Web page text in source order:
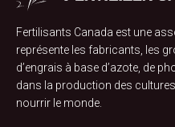
Fertilisants Canada est une
représente les fabricants, les
d’engrais à base d’azote, de
dans la production des
nourrir le monde.